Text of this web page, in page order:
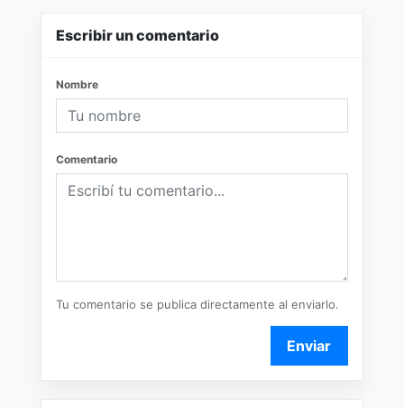
Escribir un comentario
Nombre
Comentario
Tu comentario se publica directamente al enviarlo.
Enviar